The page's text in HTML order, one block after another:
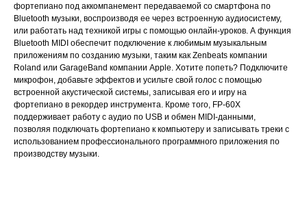
фортепиано под аккомпанемент передаваемой со смартфона по
Bluetooth музыки, воспроизводя ее через встроенную аудиосистему,
или работать над техникой игры с помощью онлайн-уроков. А функция
Bluetooth MIDI обеспечит подключение к любимым музыкальным
приложениям по созданию музыки, таким как Zenbeats компании
Roland или GarageBand компании Apple. Хотите попеть? Подключите
микрофон, добавьте эффектов и усильте свой голос с помощью
встроенной акустической системы, записывая его и игру на
фортепиано в рекордер инструмента. Кроме того, FP-60X
поддерживает работу с аудио по USB и обмен MIDI-данными,
позволяя подключать фортепиано к компьютеру и записывать треки с
использованием профессионального программного приложения по
производству музыки.